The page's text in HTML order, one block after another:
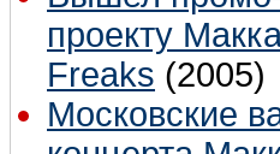
проекту
Freaks (2005)
Московские